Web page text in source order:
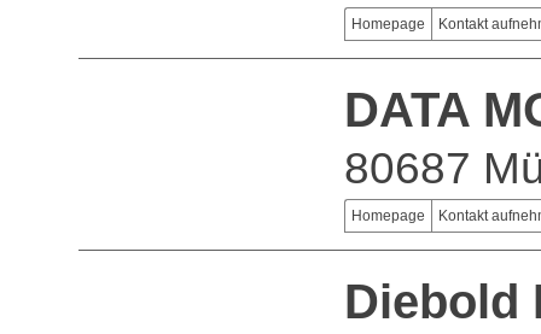
Homepage Kontakt
DATA
80687
Homepage Kontakt
Diebold